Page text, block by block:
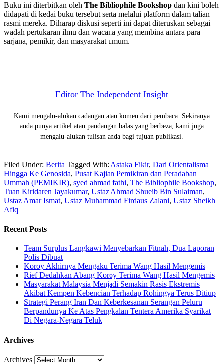
Buku ini diterbitkan oleh The Bibliophile Bookshop dan kini boleh
didapati di kedai buku tersebut serta melalui platform dalam talian
rasmi mereka. Diharap diskusi seperti ini dapat diteruskan sebagai
wadah pertukaran ilmu dan wacana yang membina antara para
sarjana, pemikir, dan masyarakat umum.
Editor The Independent Insight
Kami mengalu-alukan cadangan atau komen dari pembaca. Sekiranya
anda punya artikel atau pandangan balas yang berbeza, kami juga
mengalu-alukan tulisan anda bagi tujuan publikasi.
Filed Under: Berita Tagged With: Astaka Fikir, Dari Orientalisma
Hingga Ke Genosida, Pusat Kajian Pemikiran dan Peradaban
Ummah (PEMIKIR), syed ahmad fathi, The Bibliophile Bookshop,
Tuan Kiridaren Jayakumar, Ustaz Ahmad Shueib Bin Sulaiman,
Ustaz Amar Ismat, Ustaz Muhammad Firdaus Zalani, Ustaz Sheikh
Afiq
Recent Posts
Team Surplus Langkawi Menyebarkan Fitnah, Dua Laporan
Polis Dibuat
Koroy Akhirnya Mengaku Terima Wang Hasil Mengemis
Rief Dedahkan Abang Koroy Terima Wang Hasil Mengemis
Masyarakat Malaysia Menjadi Semakin Rasis Ekstremis
Akibat Kempen Kebencian Terhadap Rohingya Terus Ditiup
Strategi Perang Iran Dan Keberkesanan Serangan Peluru
Berpandunya Ke Atas Pengkalan Tentera Amerika Syarikat
Di Negara-Negara Teluk
Archives
Archives